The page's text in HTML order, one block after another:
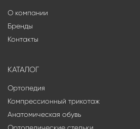
О компании
Бренды
Контакты
КАТАЛОГ
Ортопедия
Компрессионный трикотаж
Анатомическая обувь